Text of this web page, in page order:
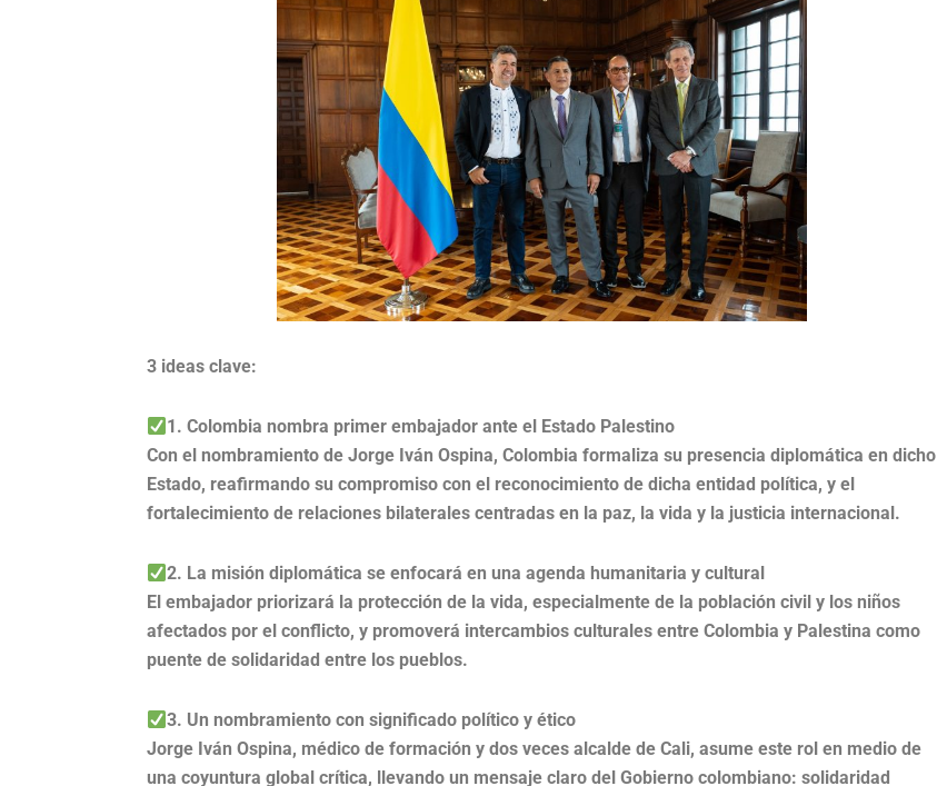
3 ideas clave:
1. Colombia nombra primer embajador ante el Estado Palestino
Con el nombramiento de Jorge Iván Ospina, Colombia formaliza su presencia diplomática en dicho
Estado, reafirmando su compromiso con el reconocimiento de dicha entidad política, y el
fortalecimiento de relaciones bilaterales centradas en la paz, la vida y la justicia internacional.
2. La misión diplomática se enfocará en una agenda humanitaria y cultural
El embajador priorizará la protección de la vida, especialmente de la población civil y los niños
afectados por el conflicto, y promoverá intercambios culturales entre Colombia y Palestina como
puente de solidaridad entre los pueblos.
3. Un nombramiento con significado político y ético
Jorge Iván Ospina, médico de formación y dos veces alcalde de Cali, asume este rol en medio de
una coyuntura global crítica, llevando un mensaje claro del Gobierno colombiano: solidaridad